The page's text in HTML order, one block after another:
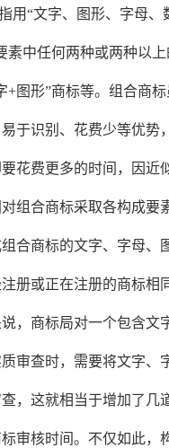
用“文字、图形、字母、
素中任何两种或两种以
+图形”商标等。组合商
于识别、花费少等优势
花费更多的时间，因近
组合商标采取各构成要
合商标的文字、字母、
册或正在注册的商标相
，商标局对一个包含文
审查时，需要将文字、
，这就相当于增加了几
审核时间。不仅如此，